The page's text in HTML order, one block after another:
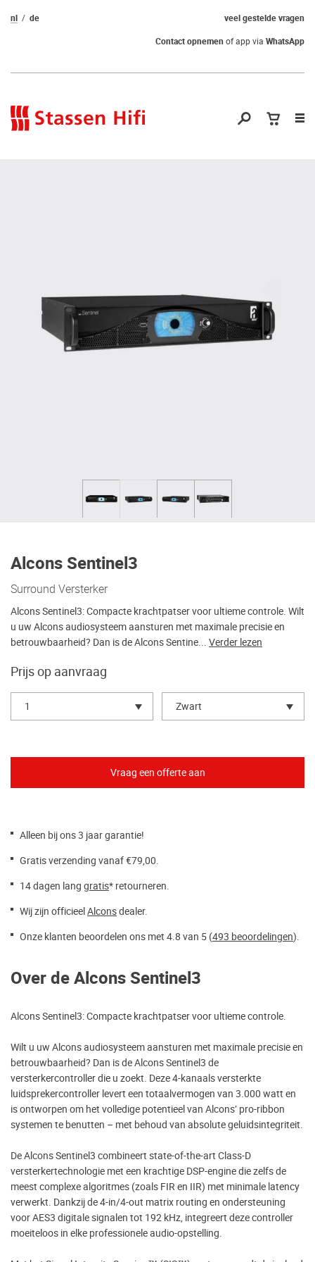
veel gestelde vragen
nl
de
Contact opnemenof app via WhatsApp
Alcons Sentinel3
Surround Versterker
Alcons Sentinel3: Compacte krachtpatser voor ultieme controle. Wilt
u uw Alcons audiosysteem aansturen met maximale precisie en
betrouwbaarheid? Dan is de Alcons Sentine... Verder lezen
Prijs op aanvraag
1 Zwart
Alleen bij ons 3 jaar garantie!
Gratis verzending vanaf €79,00.
14 dagen lang gratis* retourneren.
Wij zijn officieelAlconsdealer.
Onze klanten beoordelen ons met 4.8 van 5 (493 beoordelingen).
Over de Alcons Sentinel3
Alcons Sentinel3: Compacte krachtpatser voor ultieme controle.
Wilt u uw Alcons audiosysteem aansturen met maximale precisie en
betrouwbaarheid? Dan is de Alcons Sentinel3 de
versterkercontroller die u zoekt. Deze 4-kanaals versterkte
luidsprekercontroller levert een totaalvermogen van 3.000 watt en
is ontworpen om het volledige potentieel van Alcons’ pro-ribbon
systemen te benutten – met behoud van absolute geluidsintegriteit.
De Alcons Sentinel3 combineert state-of-the-art Class-D
versterkertechnologie met een krachtige DSP-engine die zelfs de
meest complexe algoritmes (zoals FIR en IIR) met minimale latency
verwerkt. Dankzij de 4-in/4-out matrix routing en ondersteuning
voor AES3 digitale signalen tot 192 kHz, integreert deze controller
moeiteloos in elke professionele audio-opstelling.